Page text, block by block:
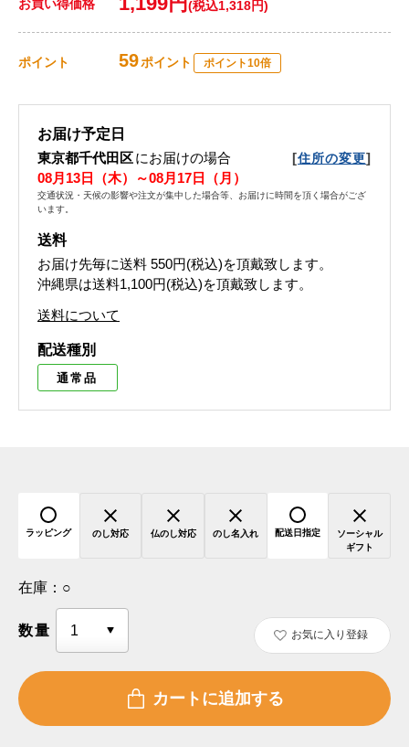
お買い得価格 (税込1,318円)
ポイント 59ポイント ポイント10倍
お届け予定日
東京都千代田区にお届けの場合 [住所の変更]
08月13日（木）～08月17日（月）
交通状況・天候の影響や注文が集中した場合等、お届けに時間を頂く場合がござ
います。
送料
お届け先毎に送料 550円(税込)を頂戴致します。
沖縄県は送料1,100円(税込)を頂戴致します。
送料について
配送種別
通常品
ラッピング のし対応 仏のし対応 のし名入れ 配送日指定
ソーシャル
ギフト
在庫： ○
数量 お気に入り登録